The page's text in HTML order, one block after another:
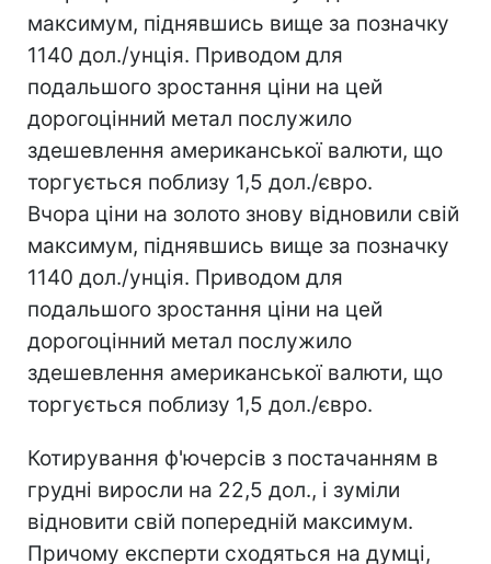
максимум, піднявшись вище за позначку
1140 дол./унція. Приводом для
подальшого зростання ціни на цей
дорогоцінний метал послужило
здешевлення американської валюти, що
торгується поблизу 1,5 дол./євро.
Вчора ціни на золото знову відновили свій
максимум, піднявшись вище за позначку
1140 дол./унція. Приводом для
подальшого зростання ціни на цей
дорогоцінний метал послужило
здешевлення американської валюти, що
торгується поблизу 1,5 дол./євро.
Котирування ф'ючерсів з постачанням в
грудні виросли на 22,5 дол., і зуміли
відновити свій попередній максимум.
Причому експерти сходяться на думці,